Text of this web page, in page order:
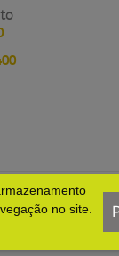
no site.
Políticas